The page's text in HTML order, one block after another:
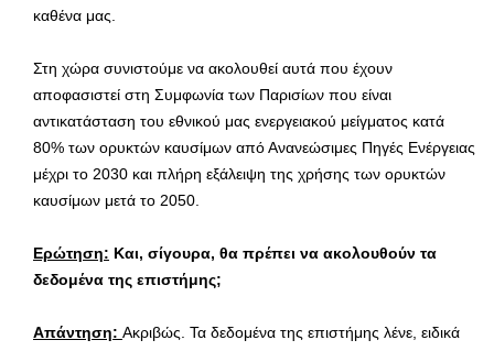
καθένα μας.
Στη χώρα συνιστούμε να ακολουθεί αυτά που έχουν
αποφασιστεί στη Συμφωνία των Παρισίων που είναι
αντικατάσταση του εθνικού μας ενεργειακού μείγματος κατά
80% των ορυκτών καυσίμων από Ανανεώσιμες Πηγές Ενέργειας
μέχρι το 2030 και πλήρη εξάλειψη της χρήσης των ορυκτών
καυσίμων μετά το 2050.
Ερώτηση: Και, σίγουρα, θα πρέπει να ακολουθούν τα
δεδομένα της επιστήμης;
Απάντηση: Ακριβώς. Τα δεδομένα της επιστήμης λένε, ειδικά